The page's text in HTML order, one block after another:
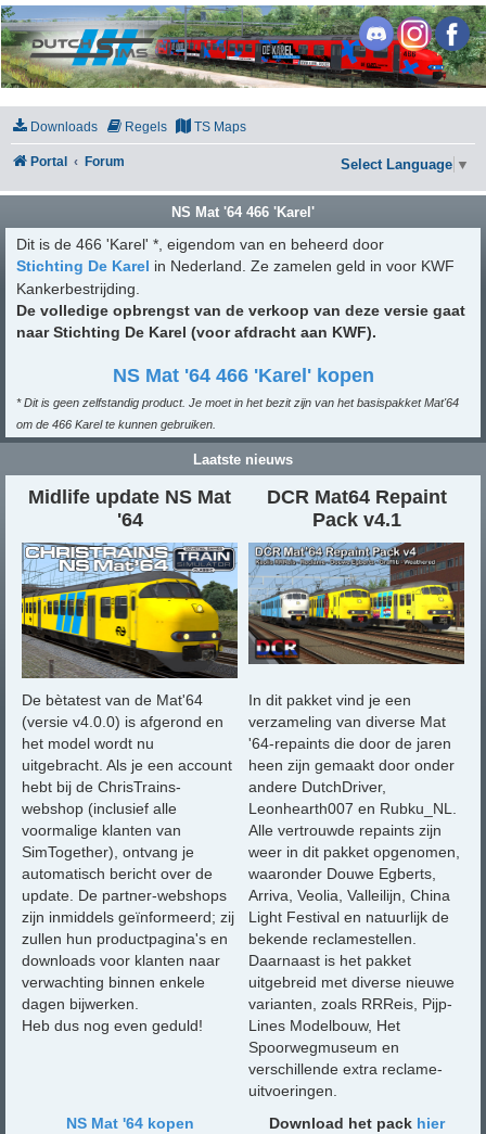
DutchSims
Downloads Regels TS Maps
Portal Forum Select Language ▼
NS Mat '64 466 'Karel'
Dit is de 466 'Karel' *, eigendom van en beheerd door
Stichting De Karel in Nederland. Ze zamelen geld in voor KWF
Kankerbestrijding.
De volledige opbrengst van de verkoop van deze versie gaat
naar Stichting De Karel (voor afdracht aan KWF).
NS Mat '64 466 'Karel' kopen
* Dit is geen zelfstandig product. Je moet in het bezit zijn van het basispakket Mat'64
om de 466 Karel te kunnen gebruiken.
Laatste nieuws
Midlife update NS Mat
'64
DCR Mat64 Repaint
Pack v4.1
De bètatest van de Mat'64
(versie v4.0.0) is afgerond en
het model wordt nu
uitgebracht. Als je een account
hebt bij de ChrisTrains-
webshop (inclusief alle
voormalige klanten van
SimTogether), ontvang je
automatisch bericht over de
update. De partner-webshops
zijn inmiddels geïnformeerd; zij
zullen hun productpagina's en
downloads voor klanten naar
verwachting binnen enkele
dagen bijwerken.
Heb dus nog even geduld!
In dit pakket vind je een
verzameling van diverse Mat
'64-repaints die door de jaren
heen zijn gemaakt door onder
andere DutchDriver,
Leonhearth007 en Rubku_NL.
Alle vertrouwde repaints zijn
weer in dit pakket opgenomen,
waaronder Douwe Egberts,
Arriva, Veolia, Valleilijn, China
Light Festival en natuurlijk de
bekende reclamestellen.
Daarnaast is het pakket
uitgebreid met diverse nieuwe
varianten, zoals RRReis, Pijp-
Lines Modelbouw, Het
Spoorwegmuseum en
verschillende extra reclame-
uitvoeringen.
NS Mat '64 kopen
Download het pack hier